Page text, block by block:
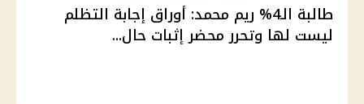
طالبة الـ4% ريم محمد: أوراق إجابة التظلم
ليست لها وتحرر محضر إثبات حال...